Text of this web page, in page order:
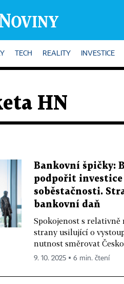
TECH REALITY INVESTICE
HN
Bankovní špičky:
podpořit investice
soběstačnosti.
bankovní daň
Spokojenost s
strany usilující o
nutnost směrovat
9. 10. 2025 ▪ 6 min. čtení